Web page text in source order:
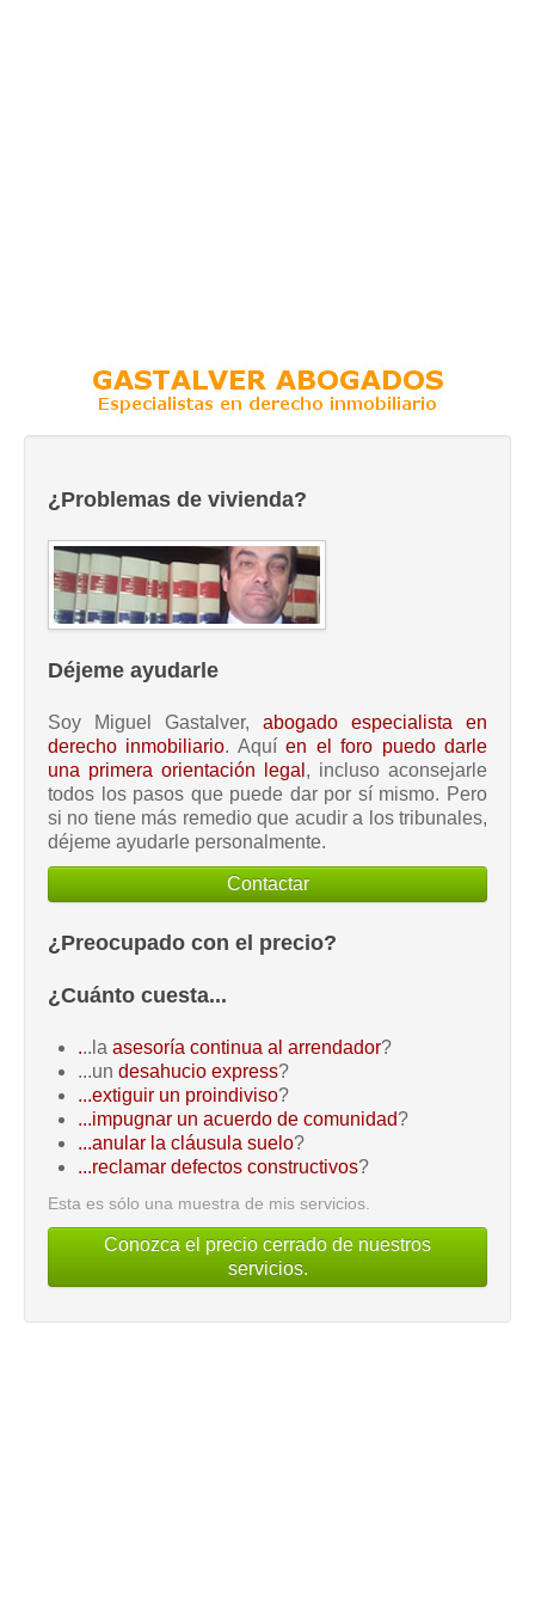
¿Problemas de vivienda?
Déjeme ayudarle
Soy Miguel Gastalver, abogado especialista en
derecho inmobiliario. Aquíen el foro puedo darle
una primera orientación legal , incluso aconsejarle
todos los pasos que puede dar por sí mismo. Pero
si no tiene más remedio que acudir a los tribunales,
déjeme ayudarle personalmente.
Contactar
¿Preocupado con el precio?
¿Cuánto cuesta...
...la asesoría continua al arrendador?
...un desahucio express?
...extiguir un proindiviso?
...impugnar un acuerdo de comunidad?
...anular la cláusula suelo?
...reclamar defectos constructivos?
Esta es sólo una muestra de mis servicios.
Conozca el precio cerrado de nuestros
servicios.